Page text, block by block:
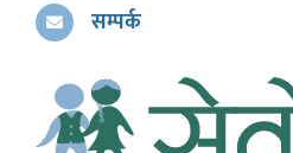
सम्पर्क